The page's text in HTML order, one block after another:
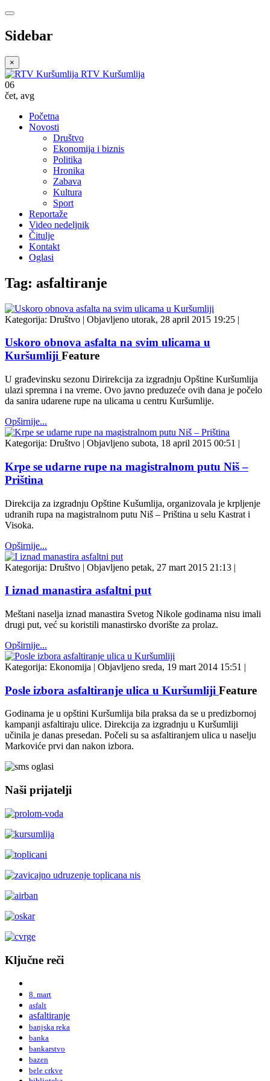
Sidebar
×
RTV Kuršumlija
06
čet, avg
Početna
Novosti
Društvo
Ekonomija i biznis
Politika
Hronika
Zabava
Kultura
Sport
Reportaže
Video nedeljnik
Čitulje
Kontakt
Oglasi
Tag: asfaltiranje
Kategorija: Društvo | Objavljeno utorak, 28 april 2015 19:25 |
Uskoro obnova asfalta na svim ulicama u
Kuršumliji Feature
U građevinsku sezonu Dirirekcija za izgradnju Opštine Kuršumlija
ulazi spremna i na vreme. Ovo javno preduzeće ovih dana je počelo
da sanira udarene rupe na ulicama u centru Kuršumlije.
Opširnije...
Kategorija: Društvo | Objavljeno subota, 18 april 2015 00:51 |
Krpe se udarne rupe na magistralnom putu Niš –
Priština
Direkcija za izgradnju Opštine Kušumlija, organizovala je krpljenje
udranih rupa na magistralnom putu Niš – Priština u selu Kastrat i
Visoka.
Opširnije...
Kategorija: Društvo | Objavljeno petak, 27 mart 2015 21:13 |
I iznad manastira asfaltni put
Meštani naselja iznad manastira Svetog Nikole godinama nisu imali
drugi put, već su koristili manastirsko dvorište za prolaz.
Opširnije...
Kategorija: Ekonomija | Objavljeno sreda, 19 mart 2014 15:51 |
Posle izbora asfaltiranje ulica u Kuršumliji Feature
Godinama je u opštini Kuršumlija bila praksa da se u predizbornoj
kampanji asfaltiraju ulice. Direkcija za izgradnju u Kuršumliji
učinila je danas presedan. Počeli su sa asfaltiranjem ulica u naselju
Markoviće prvi dan nakon izbora.
Naši prijatelji
Ključne reči
8. mart
asfalt
asfaltiranje
banjska reka
banka
bankarstvo
bazen
bele crkve